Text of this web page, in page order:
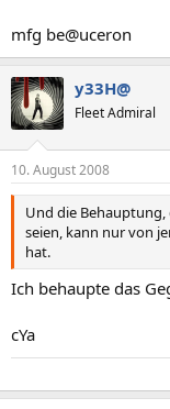
mfg be@uceron
y33H@
Fleet Admiral
10. August 2008
Und die Behauptung,
seien, kann nur von
hat.
Ich behaupte das
cYa